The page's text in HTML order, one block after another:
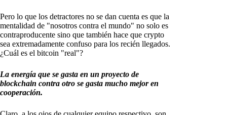
Pero lo que los detractores no se dan cuenta es que la
mentalidad de "nosotros contra el mundo" no solo es
contraproducente sino que también hace que crypto
sea extremadamente confuso para los recién llegados.
¿Cuál es el bitcoin "real"?
La energía que se gasta en un proyecto de
blockchain contra otro se gasta mucho mejor en
cooperación.